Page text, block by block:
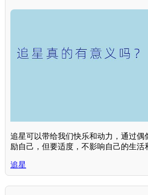
追星可以带给我们快乐和动力，通过偶
励自己，但要适度，不影响自己的生活
追星